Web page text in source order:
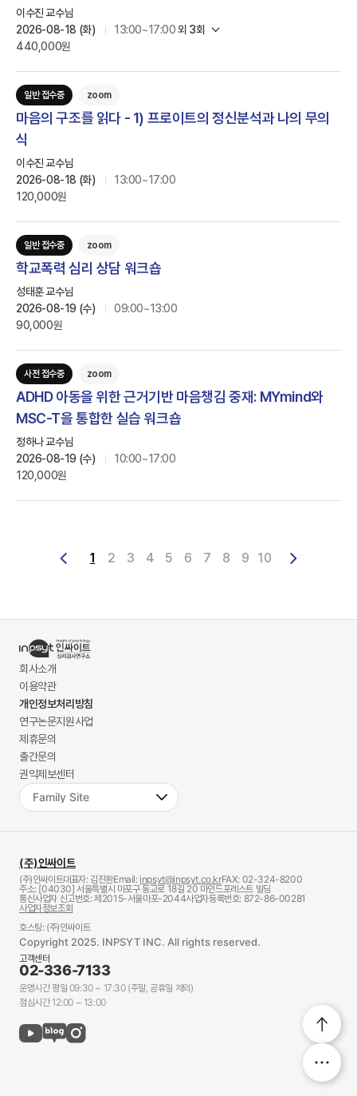
이수진 교수님
2026-08-18 (화)
13:00~17:00외 3회
440,000원
일반 접수중 zoom
마음의 구조를 읽다 - 1) 프로이트의 정신분석과 나의 무의
식
이수진 교수님
2026-08-18 (화)
13:00~17:00
120,000원
일반 접수중 zoom
학교폭력 심리 상담 워크숍
성태훈 교수님
2026-08-19 (수)
09:00~13:00
90,000원
사전 접수중 zoom
ADHD 아동을 위한 근거기반 마음챙김 중재: MYmind와
MSC-T을 통합한 실습 워크숍
정하나 교수님
2026-08-19 (수)
10:00~17:00
120,000원
1 2 3 4 5 6 7 8 9 10
회사소개
이용약관
개인정보처리방침
연구논문지원사업
제휴문의
출간문의
권익제보센터
(주)인싸이트
(주)인싸이트대표자: 김진환Email: inpsyt@inpsyt.co.krFAX: 02-324-8200
주소: [04030] 서울특별시 마포구 동교로 18길 20 마인드포레스트 빌딩
통신사업자 신고번호: 제2015-서울마포-2044사업자등록번호: 872-86-00281
사업자정보조회
호스팅: (주)인싸이트
Copyright 2025. INPSYT INC. All rights reserved.
고객센터
02-336-7133
운영시간 평일 09:30 ~ 17:30 (주말, 공휴일 제외)
점심시간 12:00 ~ 13:00